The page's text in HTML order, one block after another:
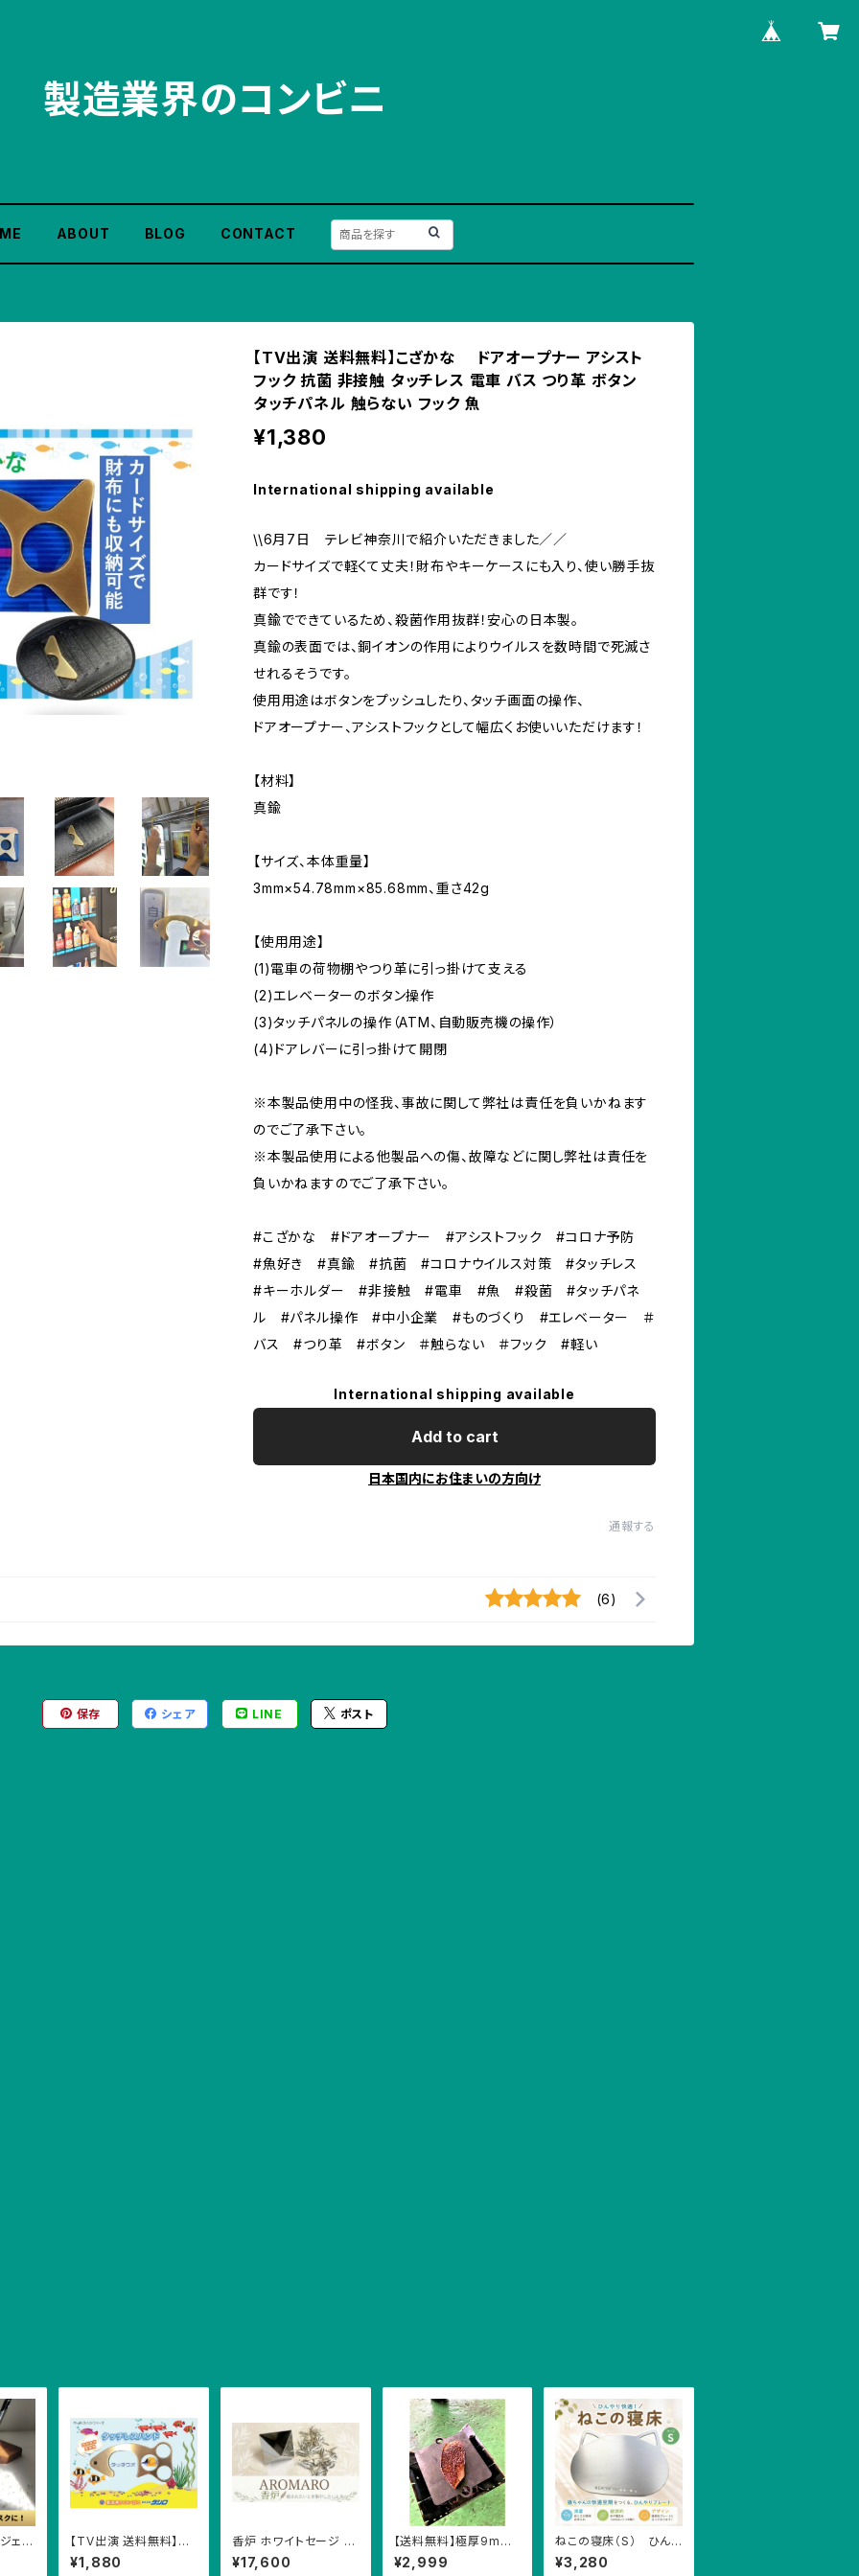
製造業界のコンビニ
ABOUT BLOG CONTACT
【TV出演 送料無料】こざかな ドアオープナー アシスト
フック 抗菌 非接触 タッチレス 電車 バス つり革 ボタン
タッチパネル 触らない フック 魚
¥1,380
International shipping available
\\6月7日 テレビ神奈川で紹介いただきました／／
カードサイズで軽くて丈夫！財布やキーケースにも入り、使い勝手抜
群です！
真鍮でできているため、殺菌作用抜群！安心の日本製。
真鍮の表面では、銅イオンの作用によりウイルスを数時間で死滅さ
せれるそうです。
使用用途はボタンをプッシュしたり、タッチ画面の操作、
ドアオープナー、アシストフックとして幅広くお使いいただけます！
【材料】
真鍮
【サイズ、本体重量】
3mm×54.78mm×85.68mm、重さ42g
【使用用途】
(1)電車の荷物棚やつり革に引っ掛けて支える
(2)エレベーターのボタン操作
(3)タッチパネルの操作（ATM、自動販売機の操作）
(4)ドアレバーに引っ掛けて開閉
※本製品使用中の怪我、事故に関して弊社は責任を負いかねます
のでご了承下さい。
※本製品使用による他製品への傷、故障などに関し弊社は責任を
負いかねますのでご了承下さい。
#こざかな #ドアオープナー #アシストフック #コロナ予防
#魚好き #真鍮 #抗菌 #コロナウイルス対策 #タッチレス
#キーホルダー #非接触 #電車 #魚 #殺菌 #タッチパネ
ル #パネル操作 #中小企業 #ものづくり #エレベーター ＃
バス #つり革 #ボタン ＃触らない ＃フック #軽い
International shipping available
Add to cart
日本国内にお住まいの方向け
通報する
(6)
保存 シェア LINE ポスト
ェ
【TV出演 送料無料】タ
ッチウオ ドアオープナ
ー アシストフック 抗菌
¥1,880
香炉 ホワイトセージ お
香 アロマ インテリア ギ
フト 浄化 小鉢 インテリ
¥17,600
【送料無料】極厚9mm
鉄板ミニ アウトドア キ
ャンプ ソロキャンプ
¥2,999
ねこの寝床（S） ひんや
りエコシート 涼しい
冷却 アルミプレート
¥3,280